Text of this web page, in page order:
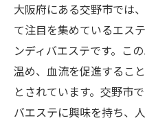
大阪府にある交野市では
て注目を集めているエス
ンディバエステです。こ
温め、血流を促進するこ
とされています。交野市
バエステに興味を持ち、